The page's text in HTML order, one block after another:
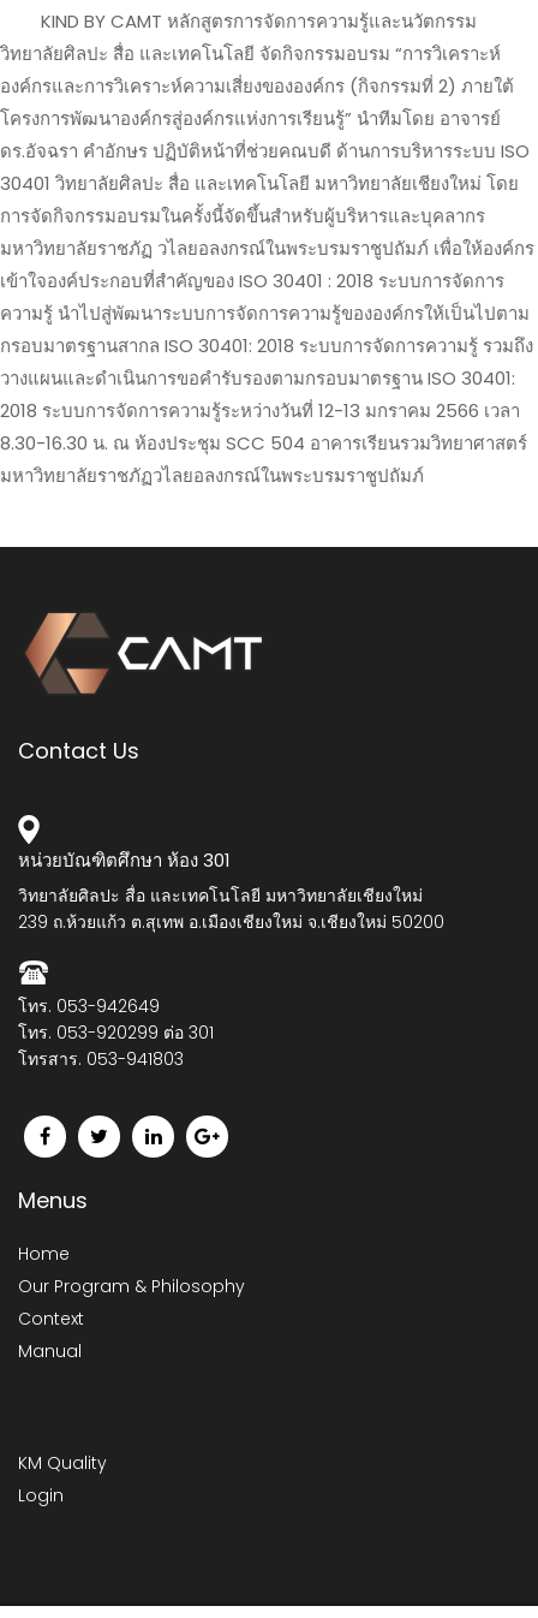
KIND BY CAMT หลักสูตรการจัดการความรู้และนวัตกรรม
วิทยาลัยศิลปะ สื่อ และเทคโนโลยี จัดกิจกรรมอบรม “การวิเคราะห์
องค์กรและการวิเคราะห์ความเสี่ยงขององค์กร (กิจกรรมที่ 2) ภายใต้
โครงการพัฒนาองค์กรสู่องค์กรแห่งการเรียนรู้” นำทีมโดย อาจารย์
ดร.อัจฉรา คำอักษร ปฏิบัติหน้าที่ช่วยคณบดี ด้านการบริหารระบบ ISO
30401 วิทยาลัยศิลปะ สื่อ และเทคโนโลยี มหาวิทยาลัยเชียงใหม่ โดย
การจัดกิจกรรมอบรมในครั้งนี้จัดขึ้นสำหรับผู้บริหารและบุคลากร
มหาวิทยาลัยราชภัฏ วไลยอลงกรณ์ในพระบรมราชูปถัมภ์ เพื่อให้องค์กร
เข้าใจองค์ประกอบที่สำคัญของ ISO 30401 : 2018 ระบบการจัดการ
ความรู้ นำไปสู่พัฒนาระบบการจัดการความรู้ขององค์กรให้เป็นไปตาม
กรอบมาตรฐานสากล ISO 30401: 2018 ระบบการจัดการความรู้ รวมถึง
วางแผนและดำเนินการขอคำรับรองตามกรอบมาตรฐาน ISO 30401:
2018 ระบบการจัดการความรู้ระหว่างวันที่ 12-13 มกราคม 2566 เวลา
8.30-16.30 น. ณ ห้องประชุม SCC 504 อาคารเรียนรวมวิทยาศาสตร์
มหาวิทยาลัยราชภัฏวไลยอลงกรณ์ในพระบรมราชูปถัมภ์
Contact Us
หน่วยบัณฑิตศึกษา ห้อง 301
วิทยาลัยศิลปะ สื่อ และเทคโนโลยี มหาวิทยาลัยเชียงใหม่
239 ถ.ห้วยแก้ว ต.สุเทพ อ.เมืองเชียงใหม่ จ.เชียงใหม่ 50200
โทร. 053-942649
โทร. 053-920299 ต่อ 301
โทรสาร. 053-941803
Menus
Home
Our Program & Philosophy
Context
Manual
KM Quality
Login